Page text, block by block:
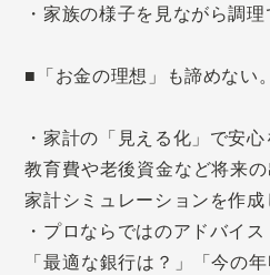
・家族の様子を見ながら調
■「お金の理想」も諦めない
・家計の「見える化」で安心
教育費や老後資金など将来
家計シミュレーションを作成
・プロならではのアドバイス
「最適な銀行は？」「今の